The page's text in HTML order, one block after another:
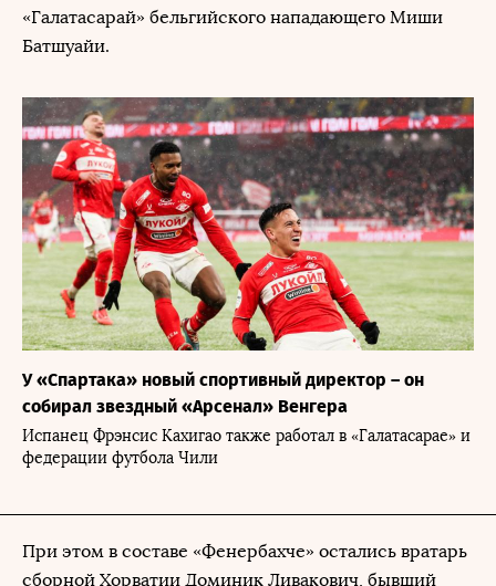
«Галатасарай» бельгийского нападающего Миши
Батшуайи.
У «Спартака» новый спортивный директор – он
собирал звездный «Арсенал» Венгера
Испанец Фрэнсис Кахигао также работал в «Галатасарае» и
федерации футбола Чили
При этом в составе «Фенербахче» остались вратарь
сборной Хорватии Доминик Ливакович, бывший